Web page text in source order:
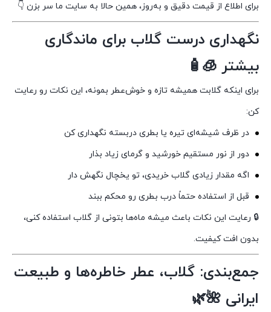
برای اطلاع از قیمت دقیق و به‌روز، همین حالا به سایت ما سر بزن 👇
نگهداری درست گلاب برای ماندگاری
بیشتر 🧊🧴
برای اینکه گلابت همیشه تازه و خوش‌عطر بمونه، این نکات رو رعایت
کن:
در ظرف شیشه‌ای تیره یا بطری دربسته نگهداری کن
دور از نور مستقیم خورشید و گرمای زیاد بذار
اگه مقدار زیادی گلاب خریدی، تو یخچال نگهش دار
قبل از استفاده حتماً درب بطری رو محکم ببند
🔒 رعایت این نکات باعث میشه ماه‌ها بتونی از گلاب استفاده کنی،
بدون افت کیفیت.
جمع‌بندی: گلاب، عطر خاطره‌ها و طبیعت
ایرانی 🌺🌿